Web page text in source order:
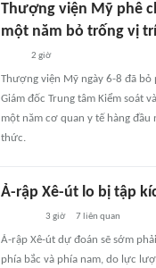
Thượng viện Mỹ phê
một năm bỏ trống vị trí
2 giờ
Thượng viện Mỹ ngày 6-8 đã bỏ
Giám đốc Trung tâm Kiểm soát
một năm cơ quan y tế hàng
thức.
Ả-rập Xê-út lo bị tập
3 giờ 7liên quan
Ả-rập Xê-út dự đoán sẽ sớm
phía bắc và phía nam, do lực